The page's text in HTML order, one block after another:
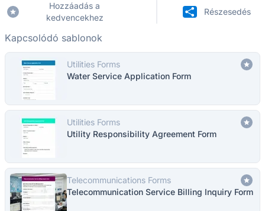
Hozzáadás a
kedvencekhez
Részesedés
Kapcsolódó sablonok
Utilities Forms
Water Service Application Form
Utilities Forms
Utility Responsibility Agreement Form
Telecommunications Forms
Telecommunication Service Billing Inquiry Form